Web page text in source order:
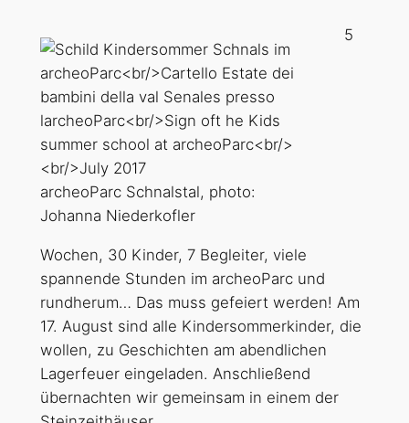
archeoParc Schnalstal, photo:
Johanna Niederkofler
5
Wochen, 30 Kinder, 7 Begleiter, viele
spannende Stunden im archeoParc und
rundherum… Das muss gefeiert werden! Am
17. August sind alle Kindersommerkinder, die
wollen, zu Geschichten am abendlichen
Lagerfeuer eingeladen. Anschließend
übernachten wir gemeinsam in einem der